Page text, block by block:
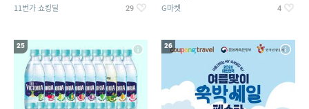
11번가 쇼킹딜 29 G마켓 4
25 26